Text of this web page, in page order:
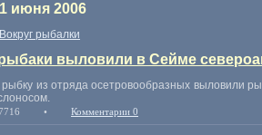
июня 2006
Вокруг рыбалки
выловили в Сейме
из отряда осетровообразных выловили
• Комментарии 0